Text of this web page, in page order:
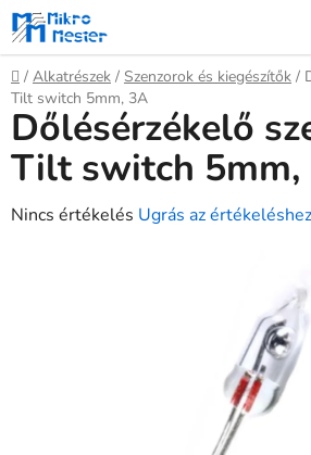
Ugrás
fő
tartalomhoz
Kezdőlap
/ Alkatrészek / Szenzorok és kiegészítők /
Tilt switch 5mm, 3A
Dőlésérzékelő
Tilt switch 5mm,
A
Nincs értékelés Ugrás az értékeléshez